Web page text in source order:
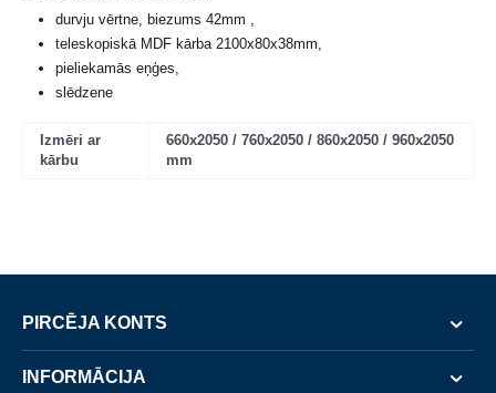
durvju vērtne, biezums 42mm ,
teleskopiskā MDF kārba 2100x80x38mm,
pieliekamās eņģes,
slēdzene
Izmēri ar
kārbu
660x2050 / 760x2050 / 860x2050 / 960x2050
mm
PIRCĒJA KONTS
INFORMĀCIJA